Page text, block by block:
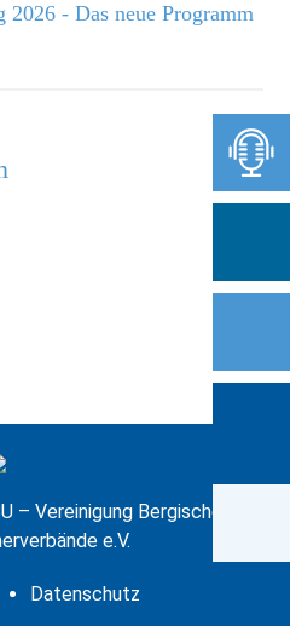
2026 - Das neue Programm
– Vereinigung Bergischer
e.V.
Datenschutz